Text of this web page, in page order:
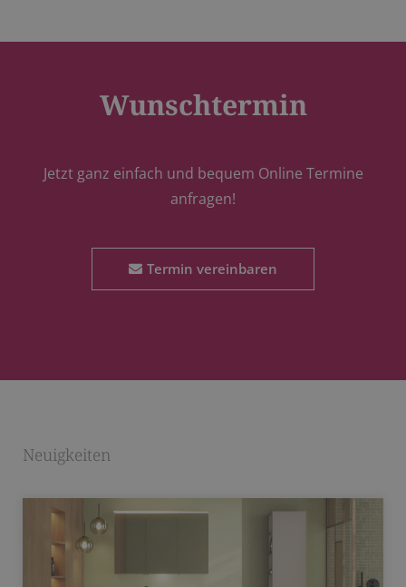
Wunschtermin
Jetzt ganz einfach und bequem Online Termine
anfragen!
Termin vereinbaren
Neuigkeiten